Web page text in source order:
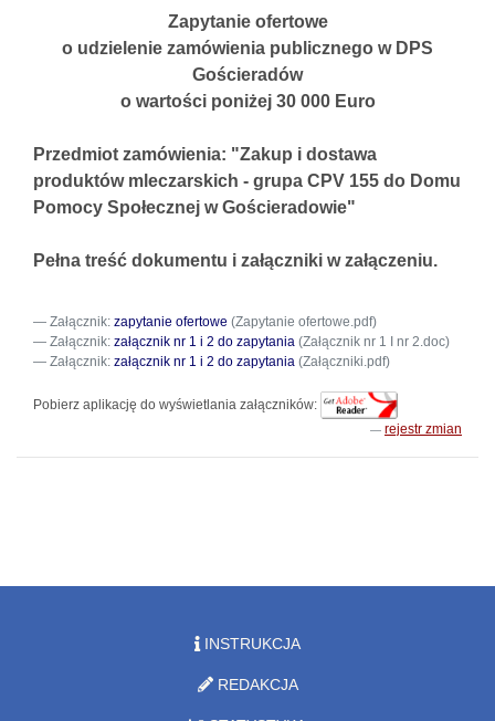
Zapytanie ofertowe
o udzielenie zamówienia publicznego w DPS
Gościeradów
o wartości poniżej 30 000 Euro
Przedmiot zamówienia: "Zakup i dostawa
produktów mleczarskich - grupa CPV 155 do Domu
Pomocy Społecznej w Gościeradowie"
Pełna treść dokumentu i załączniki w załączeniu.
Załącznik: zapytanie ofertowe (Zapytanie ofertowe.pdf)
Załącznik: załącznik nr 1 i 2 do zapytania (Załącznik nr 1 I nr 2.doc)
Załącznik: załącznik nr 1 i 2 do zapytania (Załączniki.pdf)
Pobierz aplikację do wyświetlania załączników:
rejestr zmian
INSTRUKCJA
REDAKCJA